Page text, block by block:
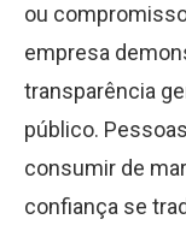
ou
empresa
transparência
público.
consumir de
confiança se